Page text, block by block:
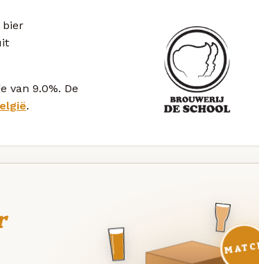
bier
van 9.0%. De
.